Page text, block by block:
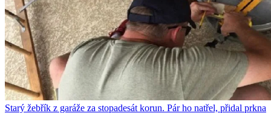
Starý žebřík z garáže za stopadesát korun. Pár ho natřel, přidal prkna